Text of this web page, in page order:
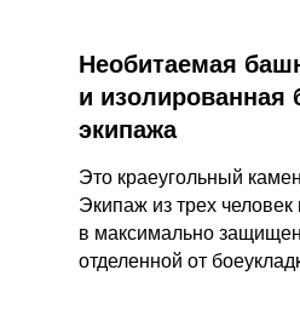
Необитаемая
и изолированная
экипажа
Это краеугольный
Экипаж из трех человек
в максимально
отделенной от